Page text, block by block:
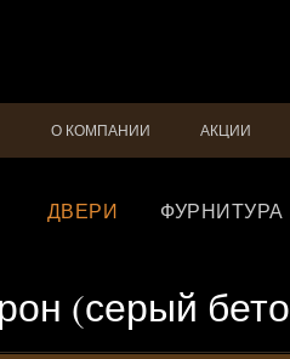
О КОМПАНИИ АКЦИИ
ДВЕРИ ФУРНИТУРА
(серый